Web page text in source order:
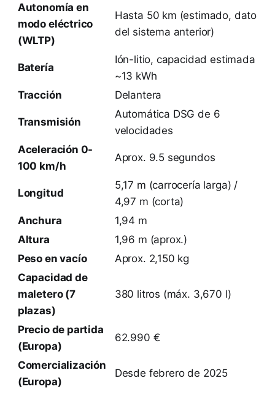
Autonomía en
modo eléctrico
(WLTP)
Hasta 50 km (estimado, dato
del sistema anterior)
Batería
Ión-litio, capacidad estimada
~13 kWh
Tracción
Delantera
Transmisión
Automática DSG de 6
velocidades
Aceleración 0-
100 km/h
Aprox. 9.5 segundos
Longitud
5,17 m (carrocería larga) /
4,97 m (corta)
Anchura
1,94 m
Altura
1,96 m (aprox.)
Peso en vacío
Aprox. 2,150 kg
Capacidad de
maletero (7
plazas)
380 litros (máx. 3,670 l)
Precio de partida
(Europa)
62.990 €
Comercialización
(Europa)
Desde febrero de 2025